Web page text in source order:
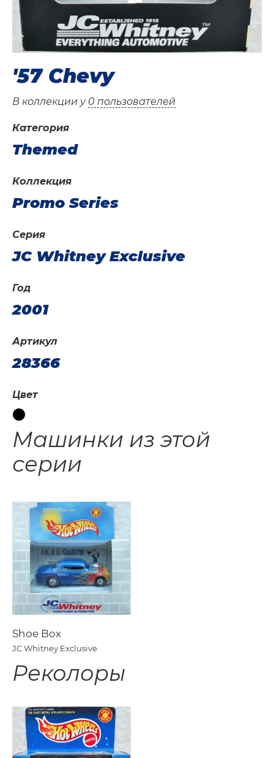
'57 Chevy
В коллекции у 0 пользователей
Категория
Themed
Год
2001
Коллекция
Promo Series
Артикул
28366
Серия
JC Whitney Exclusive
Цвет
Машинки из этой
серии
Shoe Box
JC Whitney Exclusive
Реколоры